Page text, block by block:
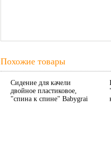
Похожие товары
Сидение для качели
двойное пластиковое,
"спина к спине" Babygrai